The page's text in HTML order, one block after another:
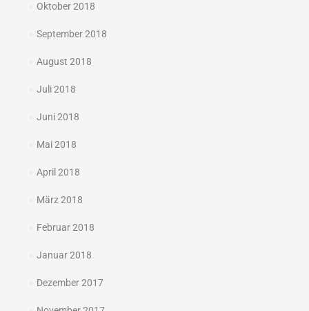
Oktober 2018
September 2018
August 2018
Juli 2018
Juni 2018
Mai 2018
April 2018
März 2018
Februar 2018
Januar 2018
Dezember 2017